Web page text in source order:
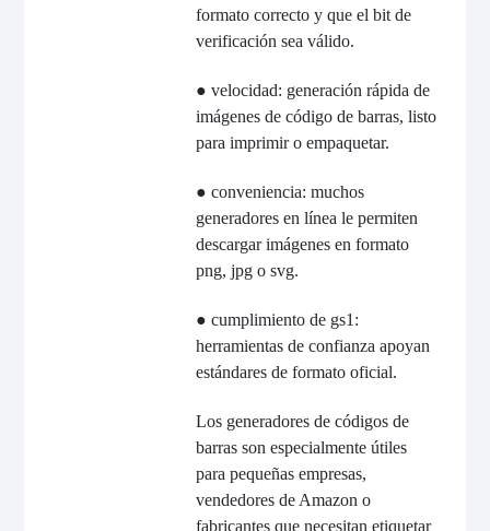
formato correcto y que el bit de
verificación sea válido.
● velocidad: generación rápida de
imágenes de código de barras, listo
para imprimir o empaquetar.
● conveniencia: muchos
generadores en línea le permiten
descargar imágenes en formato
png, jpg o svg.
● cumplimiento de gs1:
herramientas de confianza apoyan
estándares de formato oficial.
Los generadores de códigos de
barras son especialmente útiles
para pequeñas empresas,
vendedores de Amazon o
fabricantes que necesitan etiquetar